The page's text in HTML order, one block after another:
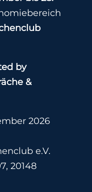
by
&
2026
e.V.
20148